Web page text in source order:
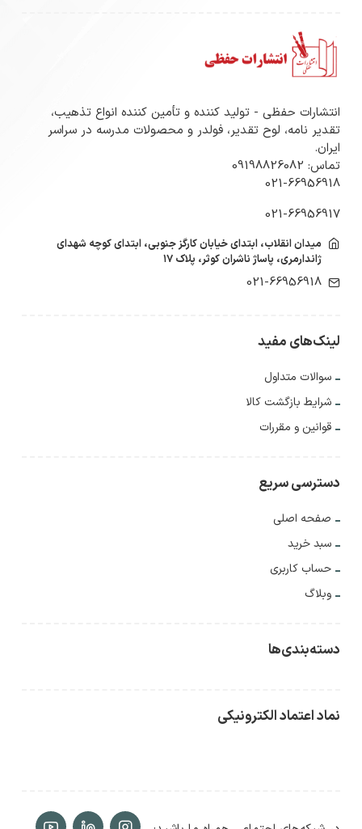
انتشارات حفظی - تولید کننده و تأمین کننده انواع تذهیب،
تقدیر نامه، لوح تقدیر، فولدر و محصولات مدرسه در سراسر
ایران.
تماس: 09198826082
021-66956918
021-66956917
میدان انقلاب، ابتدای خیابان کارگز جنوبی، ابتدای کوچه شهدای
ژاندارمری، پاساژ ناشران کوثر، پلاک ۱۷
021-66956918
لینک‌های مفید
سوالات متداول
شرایط بازگشت کالا
قوانین و مقررات
دسترسی سریع
صفحه اصلی
سبد خرید
حساب کاربری
وبلاگ
دسته‌بندی‌ها
نماد اعتماد الکترونیکی